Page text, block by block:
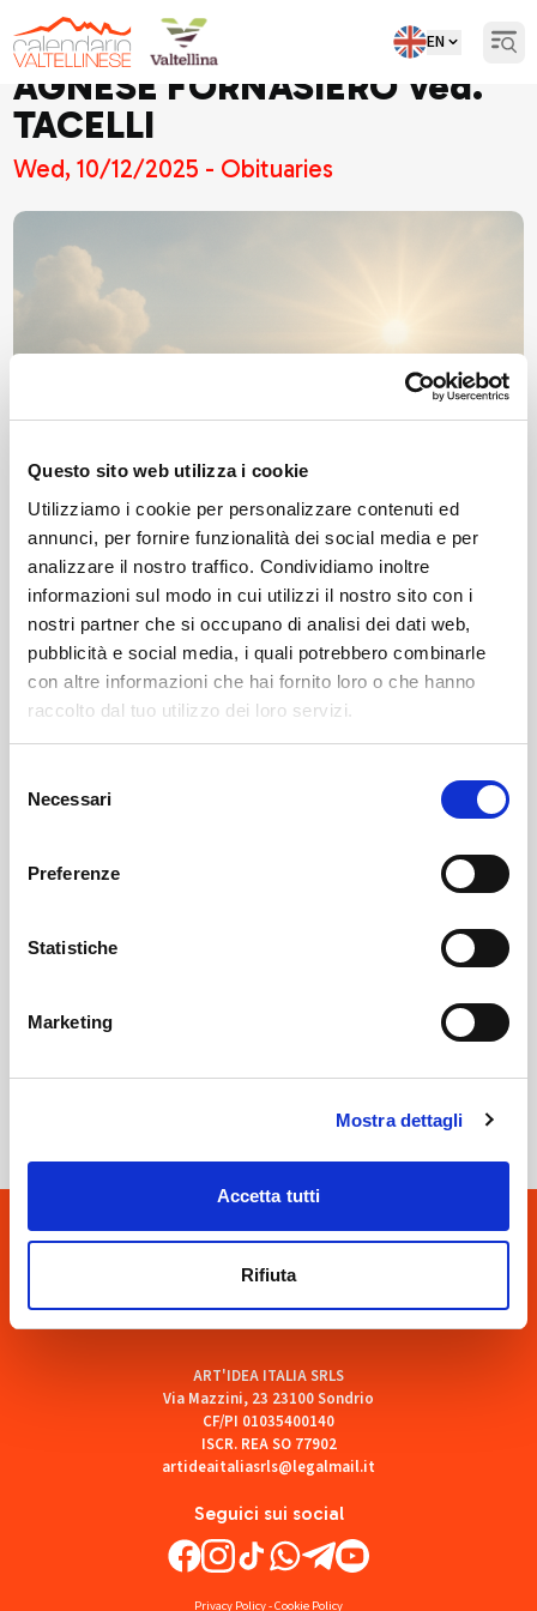
Questo sito web utilizza i cookie
Utilizziamo i cookie per personalizzare contenuti ed
annunci, per fornire funzionalità dei social media e per
analizzare il nostro traffico. Condividiamo inoltre
informazioni sul modo in cui utilizzi il nostro sito con i
nostri partner che si occupano di analisi dei dati web,
pubblicità e social media, i quali potrebbero combinarle
con altre informazioni che hai fornito loro o che hanno
raccolto dal tuo utilizzo dei loro servizi.
delNecessari
Preferenze
Statistiche
Marketing
Mostra dettagli
Accetta tutti
Rifiuta
EN
AGNESE FORNASIERO ved.
TACELLI
Wed, 10/12/2025 - Obituaries
Sondrio Obituaries
SOF Società Onoranze Funebri
Seguici sui social
ART'IDEA ITALIA SRLS
Via Mazzini, 23 23100 Sondrio
CF/PI 01035400140
ISCR. REA SO 77902
artideaitaliasrls@legalmail.it
Privacy Policy-Cookie Policy